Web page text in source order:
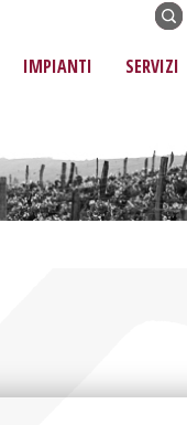
IMPIANTI SERVIZI